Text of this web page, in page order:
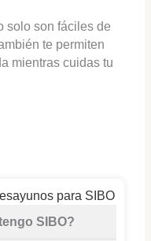
solo son fáciles de
te permiten
mientras cuidas tu
para SIBO
SIBO?